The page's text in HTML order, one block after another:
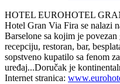
HOTEL EUROHOTEL
Hotel Gran Via Fira se nalazi
Barselone sa kojim je
recepciju, restoran, bar,
sopstveno kupatilo sa fenom
uređaj...Doručak je
Internet stranica: